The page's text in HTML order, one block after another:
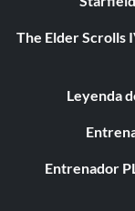
The Elder Scrolls
Leyenda
Entrenador